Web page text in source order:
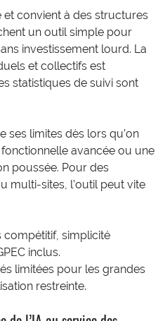
et convient à des structures
un outil simple pour
investissement lourd. La
et collectifs est
statistiques de suivi sont
ses limites dès lors qu’on
avancée ou une
poussée. Pour des
multi-sites, l’outil peut vite
compétitif, simplicité
inclus.
limitées pour les grandes
restreinte.